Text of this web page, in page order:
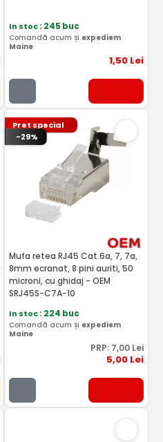
In stoc: 245 buc
Comandă acum și expediem
Maine
1,50 Lei
Pret special
-29%
Mufa retea RJ45 Cat.6a, 7, 7a,
8mm ecranat, 8 pini auriti, 50
microni, cu ghidaj - OEM
SRJ45S-C7A-10
In stoc: 224 buc
Comandă acum și expediem
Maine
PRP: 7,00 Lei
5,00 Lei